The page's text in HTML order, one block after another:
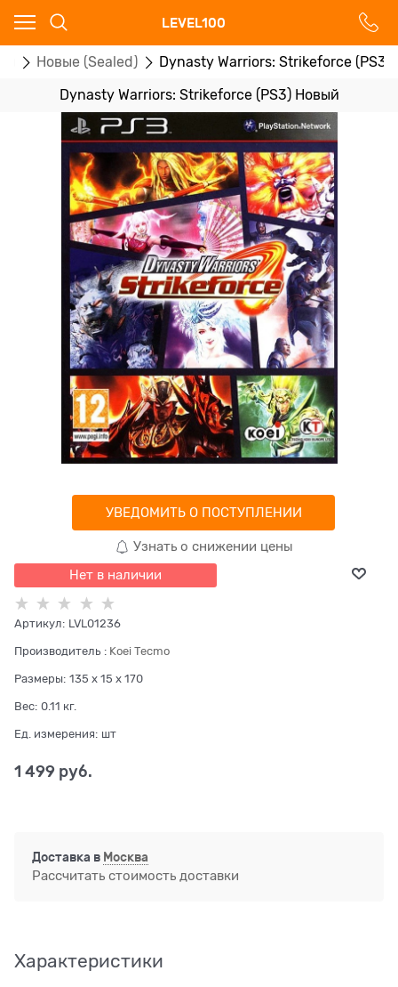
LEVEL100
Новые (Sealed) Dynasty Warriors: Strikeforce (PS3)
Dynasty Warriors: Strikeforce (PS3) Новый
УВЕДОМИТЬ О ПОСТУПЛЕНИИ
Узнать о снижении цены
Нет в наличии
Артикул: LVL01236
Производитель : Koei Tecmo
Размеры: 135 x 15 x 170
Вес: 0.11 кг.
Ед. измерения: шт
1 499 руб.
Доставка в Москва
Рассчитать стоимость доставки
Характеристики
Ваш город - Москва,
угадали?
ДА НЕТ